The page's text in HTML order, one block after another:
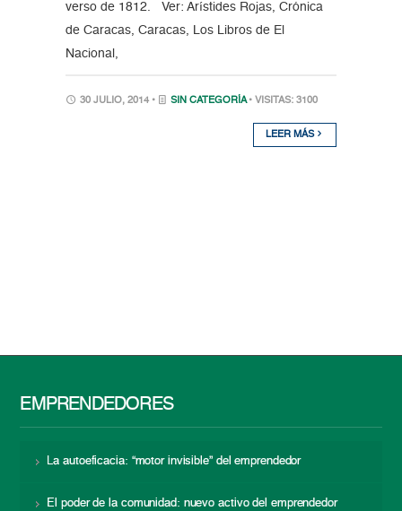
verso de 1812. Ver: Arístides Rojas, Crónica
de Caracas, Caracas, Los Libros de El
Nacional,
30 JULIO, 2014 • SIN CATEGORÍA • VISITAS: 3100
LEER MÁS
EMPRENDEDORES
La autoeficacia: “motor invisible” del emprendedor
El poder de la comunidad: nuevo activo del emprendedor